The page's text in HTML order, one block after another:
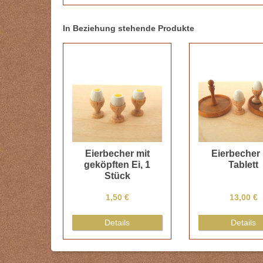
In Beziehung stehende Produkte
Eierbecher mit
geköpften Ei, 1
Stück
1,50 €
Details
Eierbecher
Tablett
13,00 €
Details